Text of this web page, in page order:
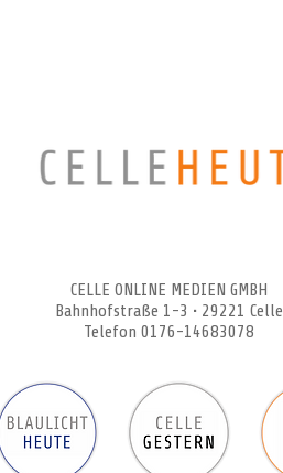
CELLE ONLINE MEDIEN GMBH
Bahnhofstraße 1-3 • 29221 Celle
Telefon 0176-14683078